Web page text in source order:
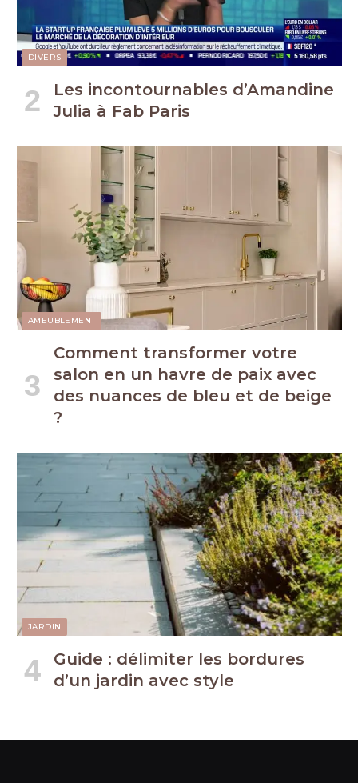
DIVERS
Les incontournables d’Amandine
Julia à Fab Paris
AMEUBLEMENT
Comment transformer votre
salon en un havre de paix avec
des nuances de bleu et de beige
?
JARDIN
Guide : délimiter les bordures
d’un jardin avec style